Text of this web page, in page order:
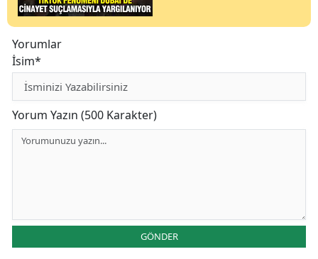
Yorumlar
İsim*
Yorum Yazın (500 Karakter)
GÖNDER